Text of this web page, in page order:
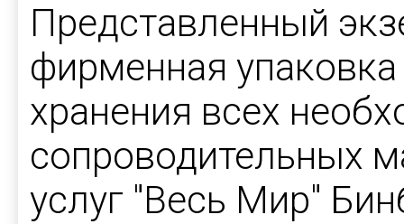
Представленный
фирменная
хранения всех
сопроводительных
услуг "Весь Мир"